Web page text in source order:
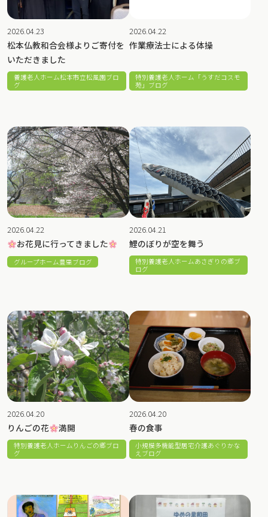
松本仏教和合会様よりご寄付を
いただきました
2026.04.23
養護老人ホーム松本市立松風園ブロ
グ
作業療法士による体操
2026.04.22
特別養護老人ホーム「うすだコスモ
苑」ブログ
お花見に行ってきました
2026.04.22
グループホーム豊里ブログ
鯉のぼりが空を舞う
2026.04.21
特別養護老人ホームあさぎりの郷ブ
ログ
りんごの花 満開
2026.04.20
特別養護老人ホームりんごの郷ブロ
グ
春の食事
2026.04.20
小規模多機能型居宅介護あぐりかな
えブログ